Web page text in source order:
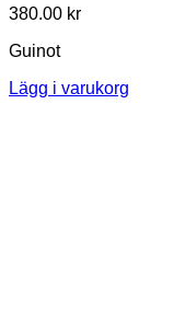
380.00 kr
Guinot
Lägg i varukorg